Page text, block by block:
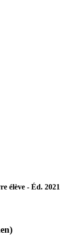
élève - Éd. 2021